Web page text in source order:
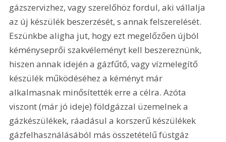
gázszervizhez, vagy szerelőhöz fordul, aki vállalja
az új készülék beszerzését, s annak felszerelését.
Eszünkbe aligha jut, hogy ezt megelőzően újból
kéményseprői szakvéleményt kell beszereznünk,
hiszen annak idején a gázfűtő, vagy vízmelegítő
készülék működéséhez a kéményt már
alkalmasnak minősítették erre a célra. Azóta
viszont (már jó ideje) földgázzal üzemelnek a
gázkészülékek, ráadásul a korszerű készülékek
gázfelhasználásából más összetételű füstgáz